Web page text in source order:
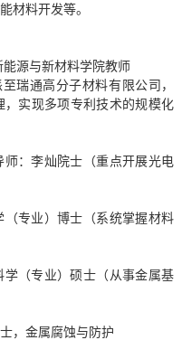
材料开发等。
源与新材料学院教师
至瑞通高分子材料有限公司，
实现多项专利技术的规模化
：李灿院士（重点开展光电
专业）博士（系统掌握材料
（专业）硕士（从事金属基
，金属腐蚀与防护